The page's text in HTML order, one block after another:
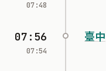
07:48
07:56
07:54
臺中